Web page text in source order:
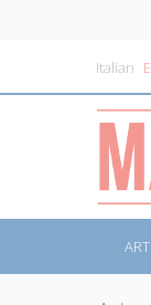
Italian